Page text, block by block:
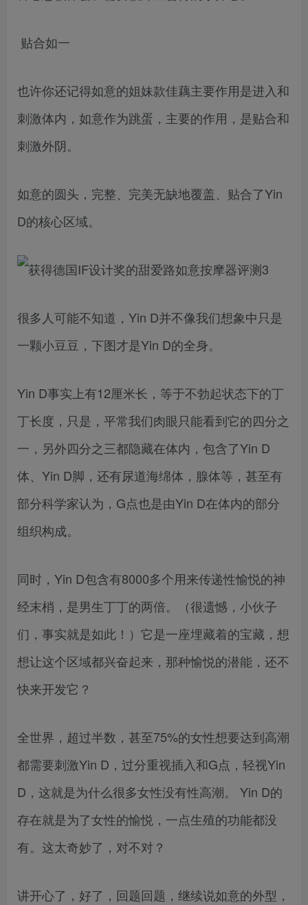
贴合如一
也许你还记得如意的姐妹款佳藕主要作用是进入和
刺激体内，如意作为跳蛋，主要的作用，是贴合和
刺激外阴。
如意的圆头，完整、完美无缺地覆盖、贴合了Yin
D的核心区域。
很多人可能不知道，Yin D并不像我们想象中只是
一颗小豆豆，下图才是Yin D的全身。
Yin D事实上有12厘米长，等于不勃起状态下的丁
丁长度，只是，平常我们肉眼只能看到它的四分之
一，另外四分之三都隐藏在体内，包含了Yin D
体、Yin D脚，还有尿道海绵体，腺体等，甚至有
部分科学家认为，G点也是由Yin D在体内的部分
组织构成。
同时，Yin D包含有8000多个用来传递性愉悦的神
经末梢，是男生丁丁的两倍。（很遗憾，小伙子
们，事实就是如此！）它是一座埋藏着的宝藏，想
想让这个区域都兴奋起来，那种愉悦的潜能，还不
快来开发它？
全世界，超过半数，甚至75%的女性想要达到高潮
都需要刺激Yin D，过分重视插入和G点，轻视Yin
D，这就是为什么很多女性没有性高潮。 Yin D的
存在就是为了女性的愉悦，一点生殖的功能都没
有。这太奇妙了，对不对？
讲开心了，好了，回题回题，继续说如意的外型，